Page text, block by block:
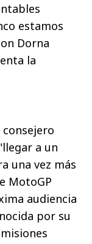
estamos
Dorna
la
consejero
a un
una vez más
MotoGP
audiencia
por su